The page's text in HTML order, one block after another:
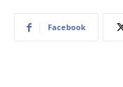
Facebook